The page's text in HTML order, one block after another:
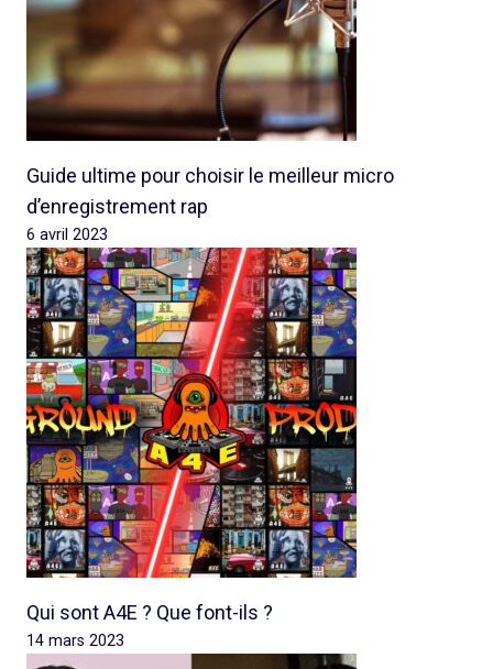
Guide ultime pour choisir le meilleur micro
d’enregistrement rap
6 avril 2023
Qui sont A4E ? Que font-ils ?
14 mars 2023